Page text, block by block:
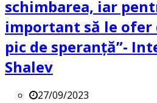
schimbarea, iar
important să le
pic de speranță”-
Shalev
27/09/2023